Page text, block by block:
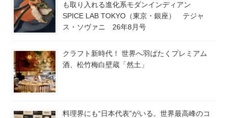
も取り入れる進化系モダンインディアン
SPICE LAB TOKYO（東京・銀座） テジャ
ス・ソヴァニ 26年8月号
クラフト新時代！ 世界へ羽ばたくプレミアム
酒、松竹梅白壁蔵「然土」
料理界にも“日本代表”がいる。世界最高峰のコ